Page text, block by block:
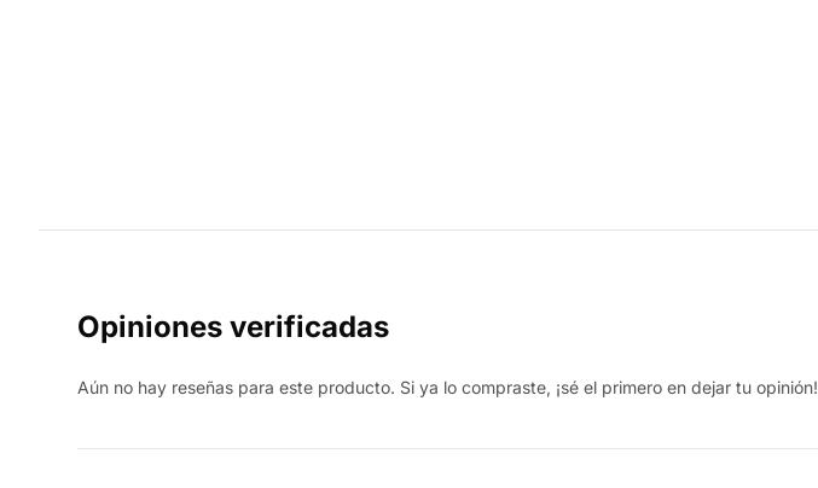
Opiniones verificadas
Aún no hay reseñas para este producto. Si ya lo compraste, ¡sé el primero en dejar tu opinión!